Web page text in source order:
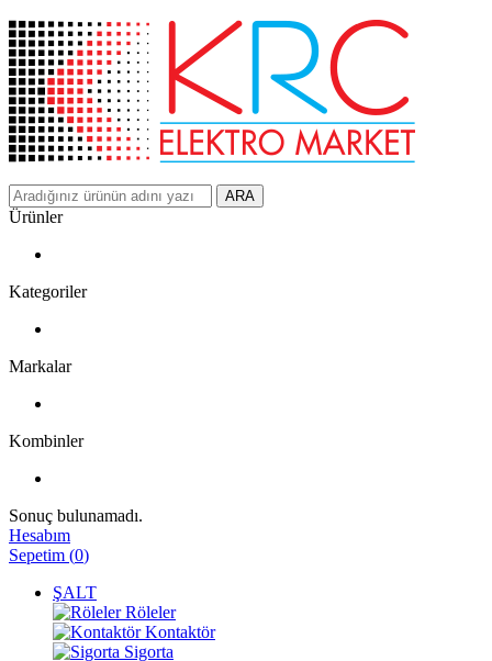
ARA
Ürünler
Kategoriler
Markalar
Kombinler
Sonuç bulunamadı.
Hesabım
Sepetim (0)
ŞALT
Röleler
Kontaktör
Sigorta